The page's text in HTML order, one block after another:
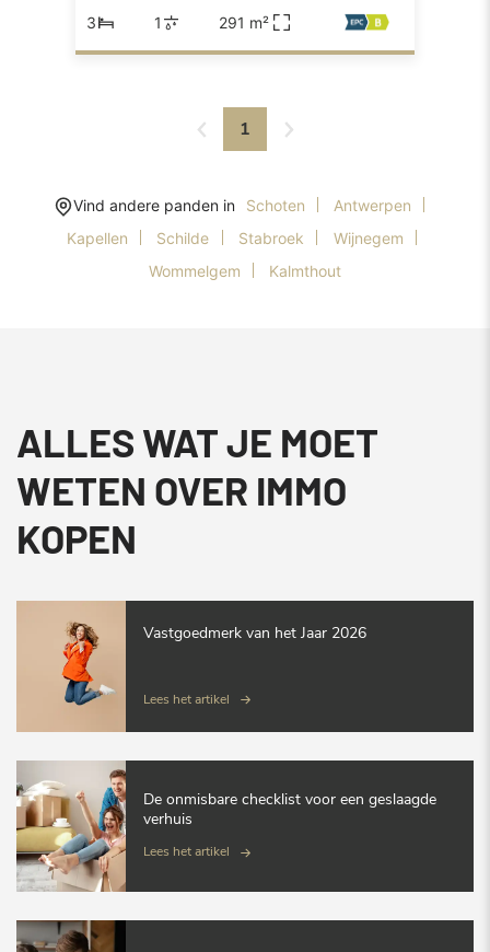
3 1 291 m²
1
Vind andere panden in Schoten
Antwerpen
Kapellen
Schilde Stabroek
Wijnegem
Wommelgem
Kalmthout
ALLES WAT JE MOET
WETEN OVER IMMO
KOPEN
Vastgoedmerk van het Jaar 2026
Lees het artikel
De onmisbare checklist voor een geslaagde
verhuis
Lees het artikel